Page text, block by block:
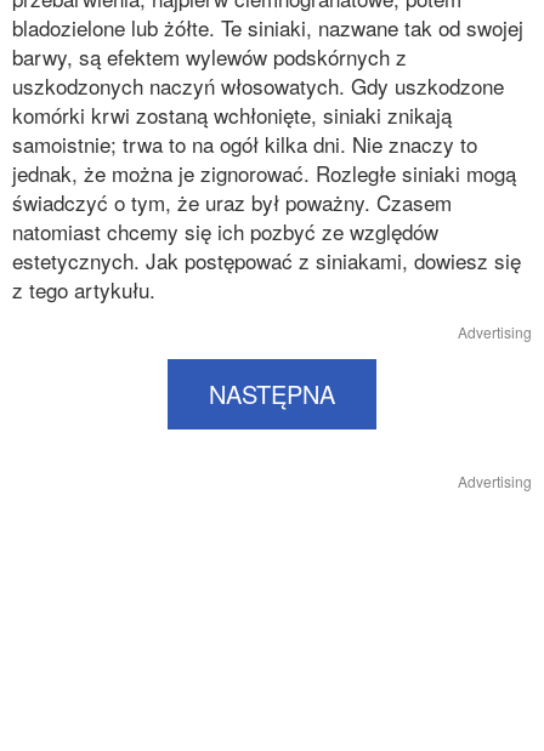
bladozielone lub żółte. Te siniaki, nazwane tak od swojej
barwy, są efektem wylewów podskórnych z
uszkodzonych naczyń włosowatych. Gdy uszkodzone
komórki krwi zostaną wchłonięte, siniaki znikają
samoistnie; trwa to na ogół kilka dni. Nie znaczy to
jednak, że można je zignorować. Rozległe siniaki mogą
świadczyć o tym, że uraz był poważny. Czasem
natomiast chcemy się ich pozbyć ze względów
estetycznych. Jak postępować z siniakami, dowiesz się
z tego artykułu.
Advertising
NASTĘPNA
Advertising